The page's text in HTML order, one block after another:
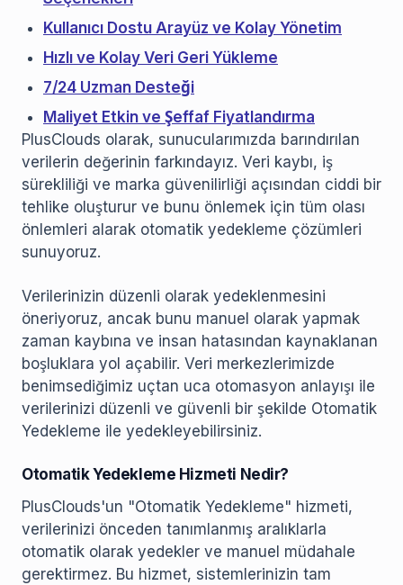
Kullanıcı Dostu Arayüz ve Kolay Yönetim
Hızlı ve Kolay Veri Geri Yükleme
7/24 Uzman Desteği
Maliyet Etkin ve Şeffaf Fiyatlandırma
PlusClouds olarak, sunucularımızda barındırılan
verilerin değerinin farkındayız. Veri kaybı, iş
sürekliliği ve marka güvenilirliği açısından ciddi bir
tehlike oluşturur ve bunu önlemek için tüm olası
önlemleri alarak otomatik yedekleme çözümleri
sunuyoruz.
Verilerinizin düzenli olarak yedeklenmesini
öneriyoruz, ancak bunu manuel olarak yapmak
zaman kaybına ve insan hatasından kaynaklanan
boşluklara yol açabilir. Veri merkezlerimizde
benimsediğimiz uçtan uca otomasyon anlayışı ile
verilerinizi düzenli ve güvenli bir şekilde Otomatik
Yedekleme ile yedekleyebilirsiniz.
Otomatik Yedekleme Hizmeti Nedir?
PlusClouds'un "Otomatik Yedekleme" hizmeti,
verilerinizi önceden tanımlanmış aralıklarla
otomatik olarak yedekler ve manuel müdahale
gerektirmez. Bu hizmet, sistemlerinizin tam